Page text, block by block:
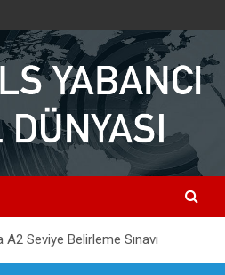
Dil Dünyası
adresi.
Seviye Belirleme Sınavı